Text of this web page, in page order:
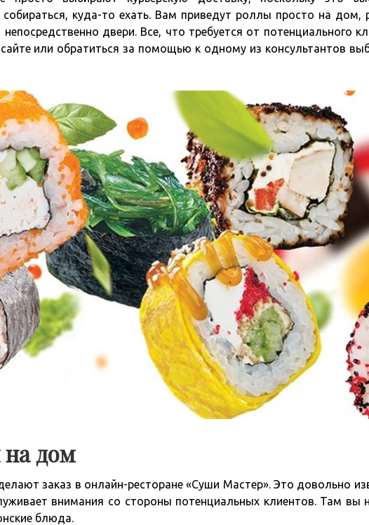
куда-то ехать. Вам приведут роллы просто на дом,
двери. Все, что требуется от потенциального
или обратиться за помощью к одному из консультантов
дом
заказ в онлайн-ресторане «Суши Мастер». Это довольно
внимания со стороны потенциальных клиентов. Там вы
блюда.